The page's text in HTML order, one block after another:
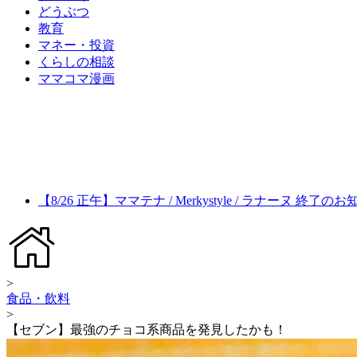
どうぶつ
教育
マネー・投資
くらしの相談
ママコマ漫画
【8/26 正午】ママテナ / Merkystyle / ラナーヌ 終了のお
>
食品・飲料
>
【セブン】最強のチョコ系商品を発見したかも！